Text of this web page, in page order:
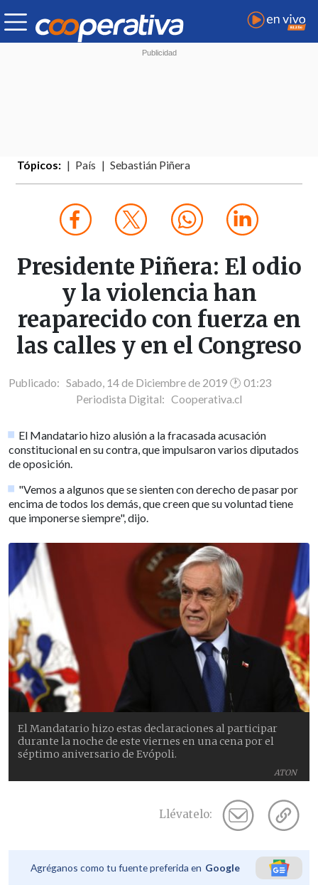
Tópicos: País Sebastián Piñera
Presidente Piñera: El odio
y la violencia han
reaparecido con fuerza en
las calles y en el Congreso
Publicado: Sabado, 14 de Diciembre de 2019 🕐 01:23
Periodista Digital: Cooperativa.cl
El Mandatario hizo alusión a la fracasada acusación
constitucional en su contra, que impulsaron varios diputados
de oposición.
"Vemos a algunos que se sienten con derecho de pasar por
encima de todos los demás, que creen que su voluntad tiene
que imponerse siempre", dijo.
ATON
El Mandatario hizo estas declaraciones al participar
durante la noche de este viernes en una cena por el
séptimo aniversario de Evópoli.
Llévatelo:
Agréganos como tu fuente preferida en Google